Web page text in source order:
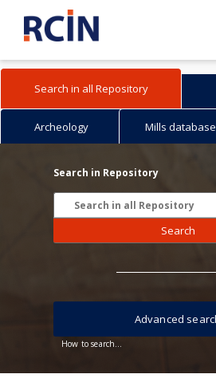
Search in all Repository
Archeology Mills database
Search in Repository
Search
How to search...
Advanced